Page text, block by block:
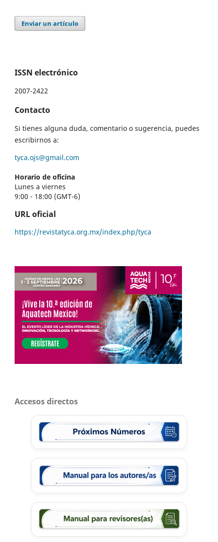
Enviar un artículo
ISSN electrónico
2007-2422
Contacto
Si tienes alguna duda, comentario o sugerencia, puedes
escribirnos a:
tyca.ojs@gmail.com
Horario de oficina
Lunes a viernes
9:00 - 18:00 (GMT-6)
URL oficial
https://revistatyca.org.mx/index.php/tyca
Accesos directos